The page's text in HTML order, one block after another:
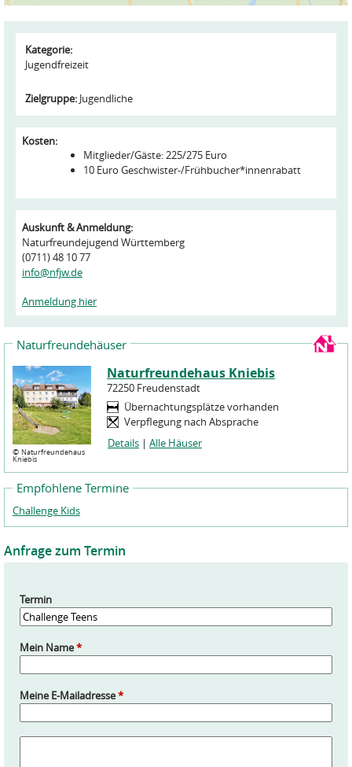
Kategorie:
Jugendfreizeit
Zielgruppe: Jugendliche
Kosten:
Mitglieder/Gäste: 225/275 Euro
10 Euro Geschwister-/Frühbucher*innenrabatt
Auskunft & Anmeldung:
Naturfreundejugend Württemberg
(0711) 48 10 77
info@nfjw.de
Anmeldung hier
Naturfreundehäuser
© Naturfreundehaus
Kniebis
Naturfreundehaus Kniebis
72250 Freudenstadt
Übernachtungsplätze vorhanden
Verpflegung nach Absprache
Details | Alle Häuser
Empfohlene Termine
Challenge Kids
Anfrage zum Termin
Termin
Mein Name*
Meine E-Mailadresse*